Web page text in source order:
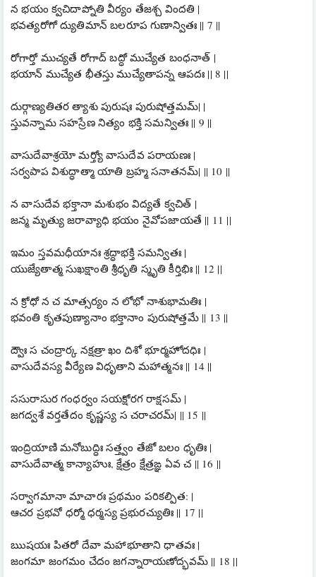
న భయం క్వచిదాప్నోతి వీర్యం తేజశ్చ విందతి |
భవత్యరోగో ద్యుతిమాన్ బలరూప గుణాన్వితః || 7 ||
రోగార్తో ముచ్యతే రోగాద్ బద్ధో ముచ్యేత బంధనాత్ |
భయాన్ ముచ్యేత భీతస్తు ముచ్యేతాపన్న ఆపదః || 8 ||
దుర్గాణ్యతితర త్యాశు పురుషః పురుషోత్తమమ్| |
స్తువన్నామ సహస్రేణ నిత్యం భక్తి సమన్వితః || 9 ||
వాసుదేవాశ్రయో మర్త్యో వాసుదేవ పరాయణః |
సర్వపాప విశుద్ధాత్మా యాతి బ్రహ్మ సనాతనమ్| || 10 ||
న వాసుదేవ భక్తానా మశుభం విద్యతే క్వచిత్ |
జన్మ మృత్యు జరావ్యాధి భయం నైవోపజాయతే || 11 ||
ఇమం స్తవమధీయానః శ్రద్ధాభక్తి సమన్వితః |
యుజ్యేతాత్మ సుఖక్షాంతి శ్రీధృతి స్మృతి కీర్తిభిః || 12 ||
న క్రోధో న చ మాత్సర్యం న లోభో నాశుభామతిః |
భవంతి కృతపుణ్యానాం భక్తానాం పురుషోత్తమే || 13 ||
ద్వౌః స చంద్రార్క నక్షత్రా ఖం దిశో భూర్మహోదధిః |
వాసుదేవస్య వీర్యేణ విధృతాని మహాత్మనః || 14 ||
ససురాసుర గంధర్వం సయక్షోరగ రాక్షసమ్ |
జగద్వశే వర్తతేదం కృష్ణస్య స చరాచరమ్| || 15 ||
ఇంద్రియాణి మనోబుద్ధిః సత్త్వం తేజో బలం ధృతిః |
వాసుదేవాత్మ కాన్యాహుః, క్షేత్రం క్షేత్రఙ్ఞ ఏవ చ || 16 ||
సర్వాగమానా మాచారః ప్రథమం పరికల్పిత: |
ఆచర ప్రభవో ధర్మో ధర్మస్య ప్రభురచ్యుతిః || 17 ||
ఋషయః పితరో దేవా మహాభూతాని ధాతవః |
జంగమా జంగమం చేదం జగన్నారాయణోద్భవమ్ || 18 ||